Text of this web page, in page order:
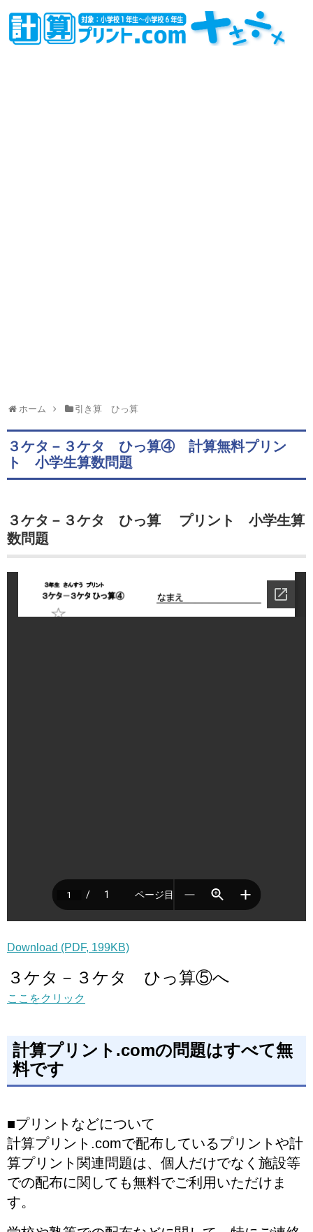
ホーム 引き算 ひっ算
３ケタ－３ケタ ひっ算④ 計算無料プリン
ト 小学生算数問題
３ケタ－３ケタ ひっ算 プリント 小学生算
数問題
Download (PDF, 199KB)
３ケタ－３ケタ ひっ算⑤へ
ここをクリック
計算プリント.comの問題はすべて無
料です
■プリントなどについて
計算プリント.comで配布しているプリントや計
算プリント関連問題は、個人だけでなく施設等
での配布に関しても無料でご利用いただけま
す。